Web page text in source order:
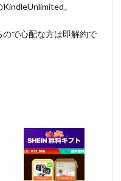
。
で心配な方は即解約で